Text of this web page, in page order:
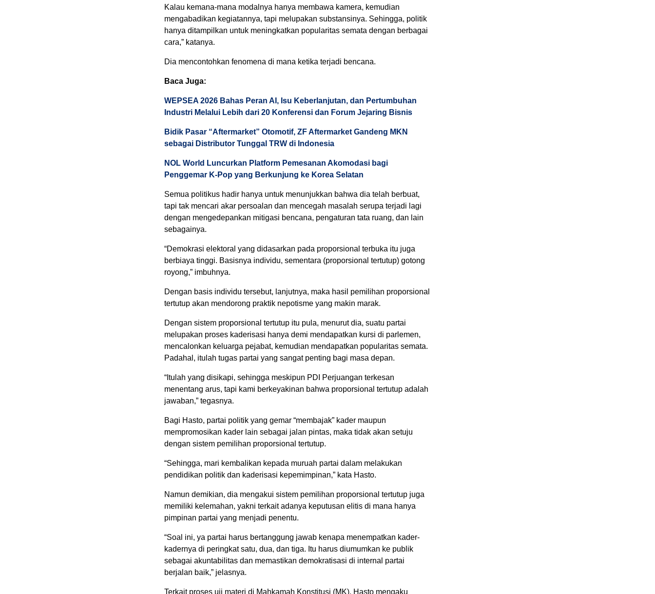
Kalau kemana-mana modalnya hanya membawa kamera, kemudian
mengabadikan kegiatannya, tapi melupakan substansinya. Sehingga, politik
hanya ditampilkan untuk meningkatkan popularitas semata dengan berbagai
cara,” katanya.
Dia mencontohkan fenomena di mana ketika terjadi bencana.
Baca Juga:
WEPSEA 2026 Bahas Peran AI, Isu Keberlanjutan, dan Pertumbuhan
Industri Melalui Lebih dari 20 Konferensi dan Forum Jejaring Bisnis
Bidik Pasar “Aftermarket” Otomotif, ZF Aftermarket Gandeng MKN
sebagai Distributor Tunggal TRW di Indonesia
NOL World Luncurkan Platform Pemesanan Akomodasi bagi
Penggemar K-Pop yang Berkunjung ke Korea Selatan
Semua politikus hadir hanya untuk menunjukkan bahwa dia telah berbuat,
tapi tak mencari akar persoalan dan mencegah masalah serupa terjadi lagi
dengan mengedepankan mitigasi bencana, pengaturan tata ruang, dan lain
sebagainya.
“Demokrasi elektoral yang didasarkan pada proporsional terbuka itu juga
berbiaya tinggi. Basisnya individu, sementara (proporsional tertutup) gotong
royong,” imbuhnya.
Dengan basis individu tersebut, lanjutnya, maka hasil pemilihan proporsional
tertutup akan mendorong praktik nepotisme yang makin marak.
Dengan sistem proporsional tertutup itu pula, menurut dia, suatu partai
melupakan proses kaderisasi hanya demi mendapatkan kursi di parlemen,
mencalonkan keluarga pejabat, kemudian mendapatkan popularitas semata.
Padahal, itulah tugas partai yang sangat penting bagi masa depan.
“Itulah yang disikapi, sehingga meskipun PDI Perjuangan terkesan
menentang arus, tapi kami berkeyakinan bahwa proporsional tertutup adalah
jawaban,” tegasnya.
Bagi Hasto, partai politik yang gemar “membajak” kader maupun
mempromosikan kader lain sebagai jalan pintas, maka tidak akan setuju
dengan sistem pemilihan proporsional tertutup.
“Sehingga, mari kembalikan kepada muruah partai dalam melakukan
pendidikan politik dan kaderisasi kepemimpinan,” kata Hasto.
Namun demikian, dia mengakui sistem pemilihan proporsional tertutup juga
memiliki kelemahan, yakni terkait adanya keputusan elitis di mana hanya
pimpinan partai yang menjadi penentu.
“Soal ini, ya partai harus bertanggung jawab kenapa menempatkan kader-
kadernya di peringkat satu, dua, dan tiga. Itu harus diumumkan ke publik
sebagai akuntabilitas dan memastikan demokratisasi di internal partai
berjalan baik,” jelasnya.
Terkait proses uji materi di Mahkamah Konstitusi (MK), Hasto mengaku